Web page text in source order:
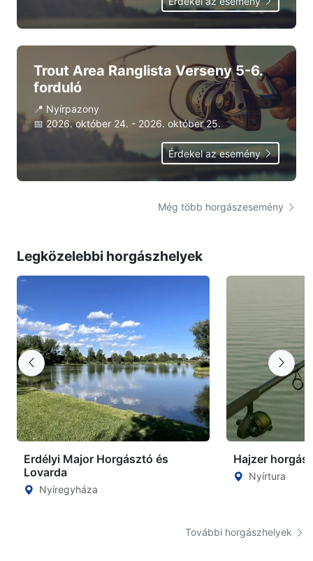
Trout Area Ranglista Verseny 5-6.
forduló
📍 Nyírpazony
📅 2026. október 24. - 2026. október 25.
Érdekel az esemény
Még több horgászesemény
Legközelebbi horgászhelyek
Erdélyi Major Horgásztó és
Lovarda
Nyíregyháza
Hajzer
Nyírtura
További horgászhelyek